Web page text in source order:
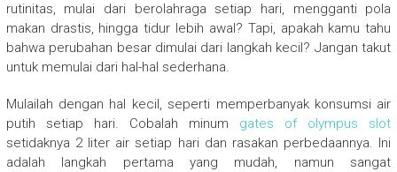
rutinitas, mulai dari berolahraga setiap hari, mengganti pola
makan drastis, hingga tidur lebih awal? Tapi, apakah kamu tahu
bahwa perubahan besar dimulai dari langkah kecil? Jangan takut
untuk memulai dari hal-hal sederhana.
Mulailah dengan hal kecil, seperti memperbanyak konsumsi air
putih setiap hari. Cobalah minum gates of olympus slot
setidaknya 2 liter air setiap hari dan rasakan perbedaannya. Ini
adalah langkah pertama yang mudah, namun sangat